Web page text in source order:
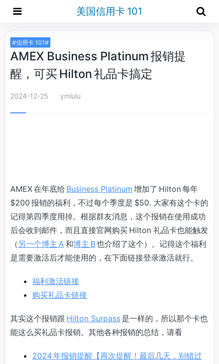
美国信用卡 101
#信用卡 101#
AMEX Business Platinum 报销提
醒，可买 Hilton 礼品卡搞定
2024-12-25 ymlulu
AMEX 在年底给 Business Platinum 增加了 Hilton 每年
$200 报销的福利，不过每个季度是 $50. 大家有这个卡的
记得第四季度用掉。根据群友消息，这个报销在使用成功
后会收到邮件，而且直接官网购买 Hilton 礼品卡也能触发
（ 另一个博主 A和博主 B也介绍了这个）。记得这个福利
是需要激活后才能使用的，在下面链接登录激活就行。
福利激活链接
购买礼品卡链接
其实这个报销跟 Hilton Surpass 是一样的，所以那个卡也
能这么买礼品卡报销。其他各种报销的总结，请看
2024 年报销提醒【再次提醒！最后几天，别错过